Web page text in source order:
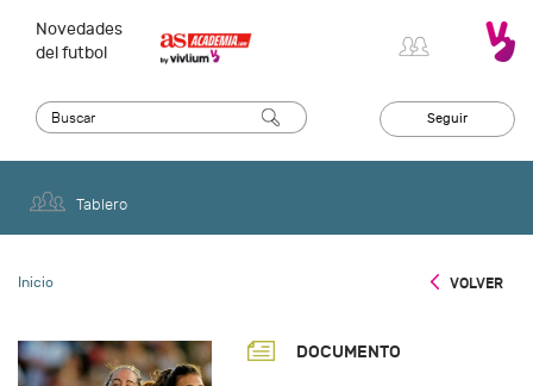
Novedades
del futbol
Seguir
Tablero
Inicio VOLVER
DOCUMENTO